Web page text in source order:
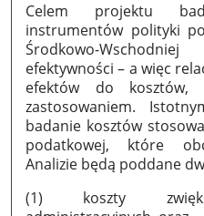
Celem projektu
instrumentów polityki
Środkowo-
efektywności – a więc
efektów do
zastosowaniem.
badanie kosztów
podatkowej, które
Analizie będą poddane
(1) koszty